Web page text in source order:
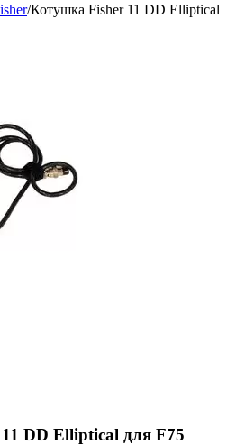
/Котушка Fisher 11 DD Elliptical
DD Elliptical для F75